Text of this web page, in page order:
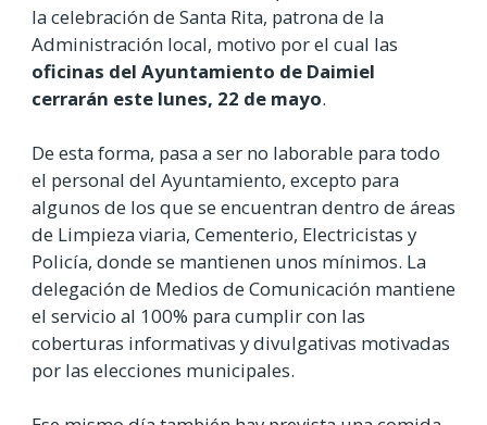
la celebración de Santa Rita, patrona de la
Administración local, motivo por el cual las
oficinas del Ayuntamiento de Daimiel
cerrarán este lunes, 22 de mayo.
De esta forma, pasa a ser no laborable para todo
el personal del Ayuntamiento, excepto para
algunos de los que se encuentran dentro de áreas
de Limpieza viaria, Cementerio, Electricistas y
Policía, donde se mantienen unos mínimos. La
delegación de Medios de Comunicación mantiene
el servicio al 100% para cumplir con las
coberturas informativas y divulgativas motivadas
por las elecciones municipales.